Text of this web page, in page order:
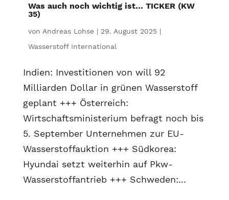
Was auch noch wichtig ist… TICKER (KW
35)
von Andreas Lohse| 29. August 2025|
Wasserstoff International
Indien: Investitionen von will 92
Milliarden Dollar in grünen Wasserstoff
geplant +++ Österreich:
Wirtschaftsministerium befragt noch bis
5. September Unternehmen zur EU-
Wasserstoffauktion +++ Südkorea:
Hyundai setzt weiterhin auf Pkw-
Wasserstoffantrieb +++ Schweden:...